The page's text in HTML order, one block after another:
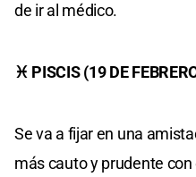
de ir al médico.
♓ PISCIS (19 DE
Se va a fijar en una
más cauto y prudente con